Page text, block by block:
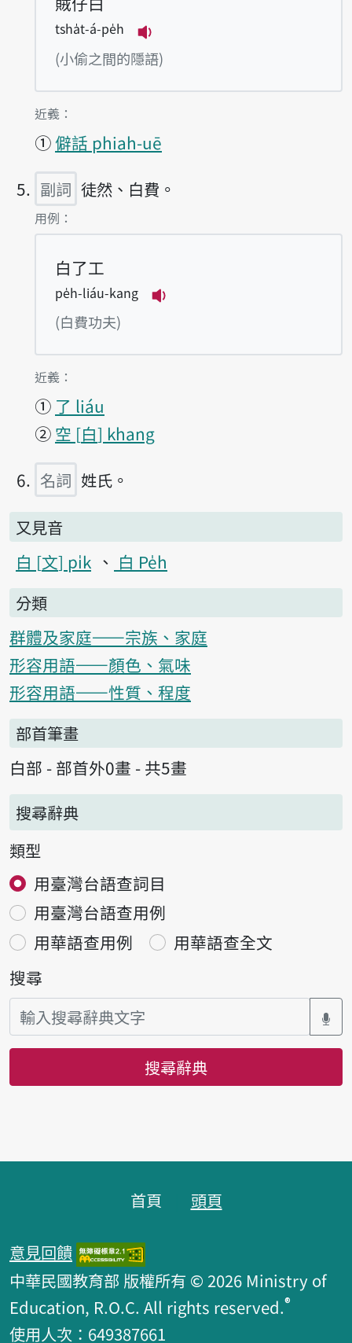
tsha̍t-á-pe̍h
播放例句tsha̍t-á-pe̍h
(小偷之間的隱語)
第4項釋義的
近義：
① 僻話 phiah-uē
副詞 徒然、白費。
第5項釋義的
用例：
白了工
pe̍h-liáu-kang
(白費功夫)
第5項釋義的
近義：
① 了 liáu
② 空 白 khang
名詞 姓氏。
又見音
白 文 pi̍k
白 Pe̍h
分類
群體及家庭——宗族、家庭
形容用語——顏色、氣味
形容用語——性質、程度
部首筆畫
白部 - 部首外0畫 - 共5畫
搜尋辭典
類型
用臺灣台語查詞目
用臺灣台語查用例
用華語查用例
用華語查全文
搜尋
搜尋辭典
首頁 頭頁
意見回饋
中華民國教育部 版權所有 © 2026 Ministry of
Education, R.O.C. All rights reserved.®
使用人次：649387661